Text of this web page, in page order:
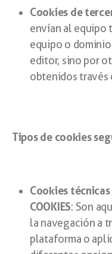
Cookies de
envían al equipo
equipo o
editor, sino por
obtenidos través
Tipos de cookies
Cookies técnicas
COOKIES: Son
la navegación a
plataforma o